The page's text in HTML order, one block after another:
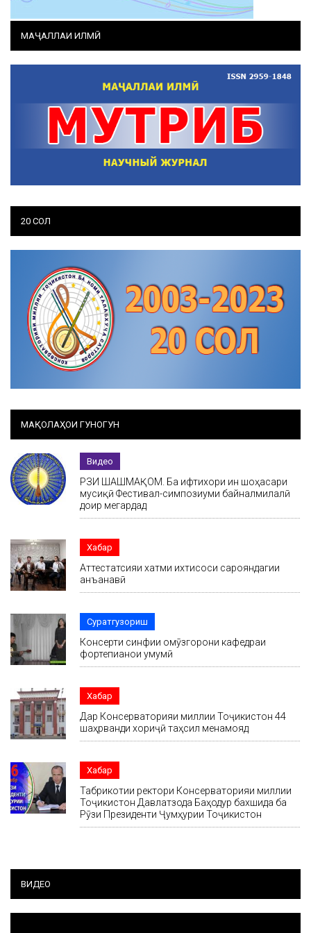
МАҶАЛЛАИ ИЛМӢ
20 СОЛ
МАҚОЛАҲОИ ГУНОГУН
Видео
РӮЗИ ШАШМАҚОМ. Ба ифтихори ин шоҳасари
мусиқӣ Фестивал-симпозиуми байналмилалӣ
доир мегардад
Хабар
Аттестатсияи хатми ихтисоси сарояндагии
анъанавӣ
Суратгузориш
Консерти синфии омӯзгорони кафедраи
фортепианои умумӣ
Хабар
Дар Консерваторияи миллии Тоҷикистон 44
шаҳрванди хориҷӣ таҳсил менамояд
Хабар
Табрикотии ректори Консерваторияи миллии
Тоҷикистон Давлатзода Баҳодур бахшида ба
Рӯзи Президенти Ҷумҳурии Тоҷикистон
ВИДЕО